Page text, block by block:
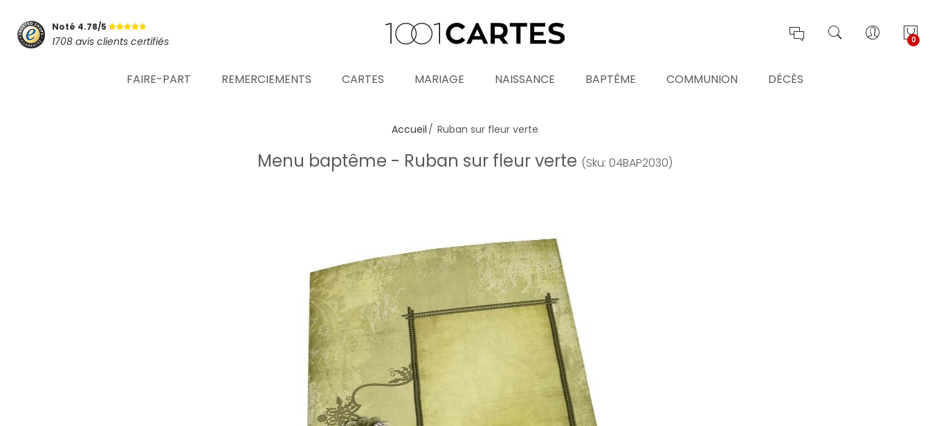
Noté 4.78/5
1708 avis clients certifiés 0
FAIRE-PART REMERCIEMENTS CARTES MARIAGE NAISSANCE BAPTÊME COMMUNION DÉCÈS
Mot de passe oublié ?
SE CONNECTER
Accueil Ruban sur fleur verte
Menu baptême - Ruban sur fleur verte (Sku: 04BAP2030)